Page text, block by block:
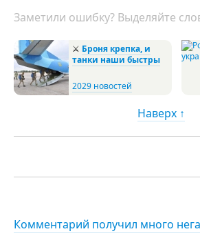
Заметили ошибку? Выделяйте
⚔️ Броня крепка, и
танки наши быстры
2029 новостей
Наверх ↑
Комментарий получил много